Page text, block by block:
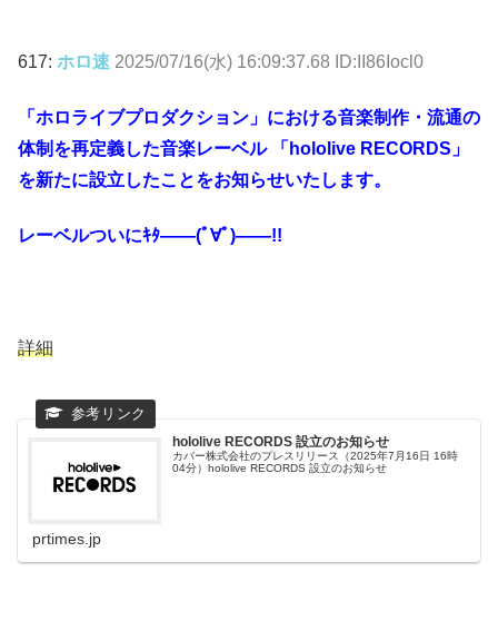
617: ホロ速 2025/07/16(水) 16:09:37.68 ID:II86Iocl0
「ホロライブプロダクション」における音楽制作・流通の
体制を再定義した音楽レーベル 「hololive RECORDS」
を新たに設立したことをお知らせいたします。
レーベルついにｷﾀ――(ﾟ∀ﾟ)――!!
詳細
hololive RECORDS 設立のお知らせ
カバー株式会社のプレスリリース（2025年7月16日 16時
04分）hololive RECORDS 設立のお知らせ
prtimes.jp